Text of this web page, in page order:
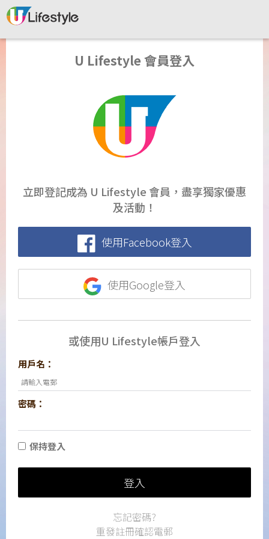
U Lifestyle 會員登入
立即登記成為 U Lifestyle 會員，盡享獨家優惠
及活動！
使用Facebook登入
使用Google登入
或使用U Lifestyle帳戶登入
用戶名：
密碼：
保持登入
登入
忘記密碼?
重發註冊確認電郵